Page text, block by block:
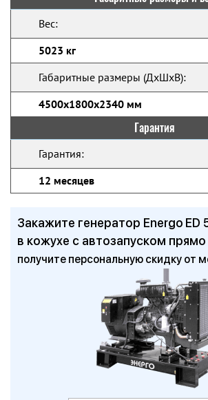
Вес:
5023 кг
Габаритные размеры (ДхШхВ):
4500х1800х2340 мм
Гарантия
Гарантия:
12 месяцев
Закажите генератор Energo ED
в кожухе с автозапуском
получите персональную скидку от